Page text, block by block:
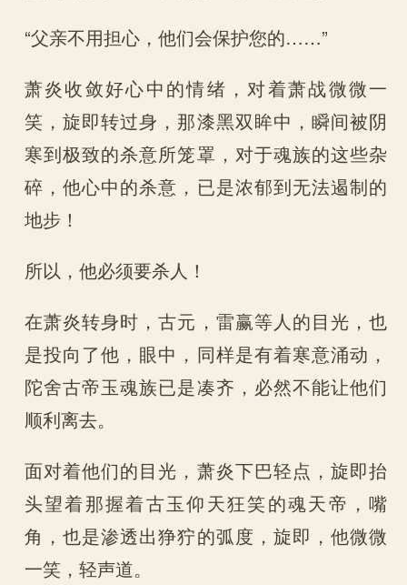
“父亲不用担心，他们会保护您的……”
萧炎收敛好心中的情绪，对着萧战微微一
笑，旋即转过身，那漆黑双眸中，瞬间被阴
寒到极致的杀意所笼罩，对于魂族的这些杂
碎，他心中的杀意，已是浓郁到无法遏制的
地步！
所以，他必须要杀人！
在萧炎转身时，古元，雷赢等人的目光，也
是投向了他，眼中，同样是有着寒意涌动，
陀舍古帝玉魂族已是凑齐，必然不能让他们
顺利离去。
面对着他们的目光，萧炎下巴轻点，旋即抬
头望着那握着古玉仰天狂笑的魂天帝，嘴
角，也是渗透出狰狞的弧度，旋即，他微微
一笑，轻声道。